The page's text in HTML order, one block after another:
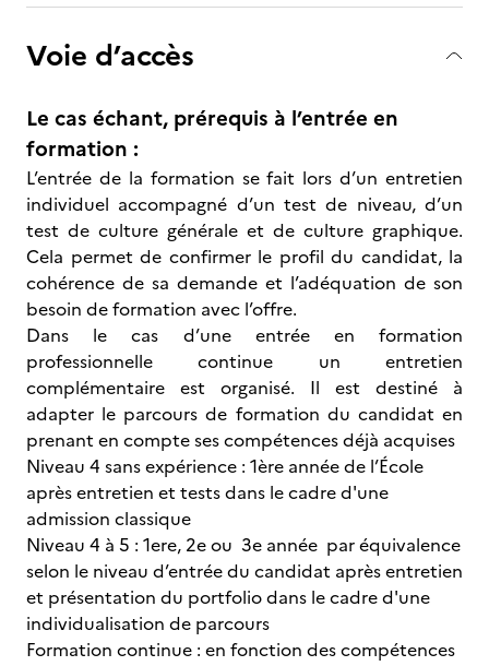
Voie d’accès
Le cas échant, prérequis à l’entrée en
formation :
L’entrée de la formation se fait lors d’un entretien
individuel accompagné d’un test de niveau, d’un
test de culture générale et de culture graphique.
Cela permet de confirmer le profil du candidat, la
cohérence de sa demande et l’adéquation de son
besoin de formation avec l’offre.
Dans le cas d’une entrée en formation
professionnelle continue un entretien
complémentaire est organisé. Il est destiné à
adapter le parcours de formation du candidat en
prenant en compte ses compétences déjà acquises
Niveau 4 sans expérience : 1ère année de l’École
après entretien et tests dans le cadre d'une
admission classique
Niveau 4 à 5 : 1ere, 2e ou 3e année par équivalence
selon le niveau d’entrée du candidat après entretien
et présentation du portfolio dans le cadre d'une
individualisation de parcours
Formation continue : en fonction des compétences